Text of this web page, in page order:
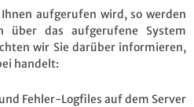
aufgerufen wird, so werden
über das aufgerufene System
wir Sie darüber informieren,
handelt:
Fehler-Logfiles auf dem Server